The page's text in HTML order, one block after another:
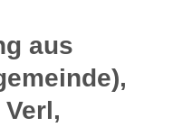
aus